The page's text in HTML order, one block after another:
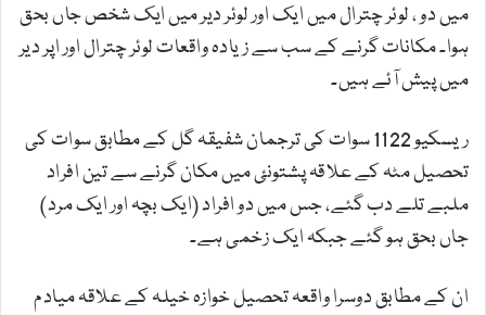
میں دو ، لوئر چترال میں ایک اور لوئر دیر میں ایک شخص جاں بحق
ہوا۔ مکانات گرنے کے سب سے زیادہ واقعات لوئر چترال اور اپر دیر
میں پیش آئے ہیں۔
ریسکیو 1122 سوات کی ترجمان شفیقہ گل کے مطابق سوات کی
تحصیل مٹہ کے علاقہ پشتونئ میں مکان گرنے سے تین افراد
ملبے تلے دب گئے، جس میں دو افراد (ایک بچہ اور ایک مرد)
جاں بحق ہو گئے جبکہ ایک زخمی ہے۔
ان کے مطابق دوسرا واقعہ تحصیل خوازہ خیلہ کے علاقہ میادم